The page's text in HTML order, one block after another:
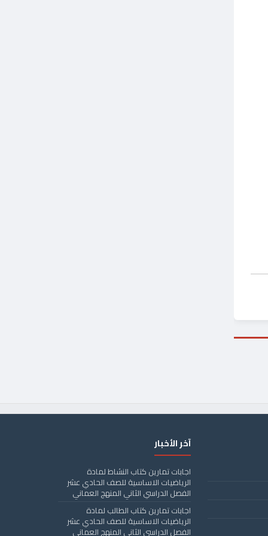
آخر الأخبار
اجابات تمارين كتاب النشاط لمادة
الرياضيات الاساسية للصف الحادي عشر
الفصل الدراسي الثاني المنهج العماني
اجابات تمارين كتاب الطالب لمادة
الرياضيات الاساسية للصف الحادي عشر
الفصل الدراسي الثاني المنهج العماني